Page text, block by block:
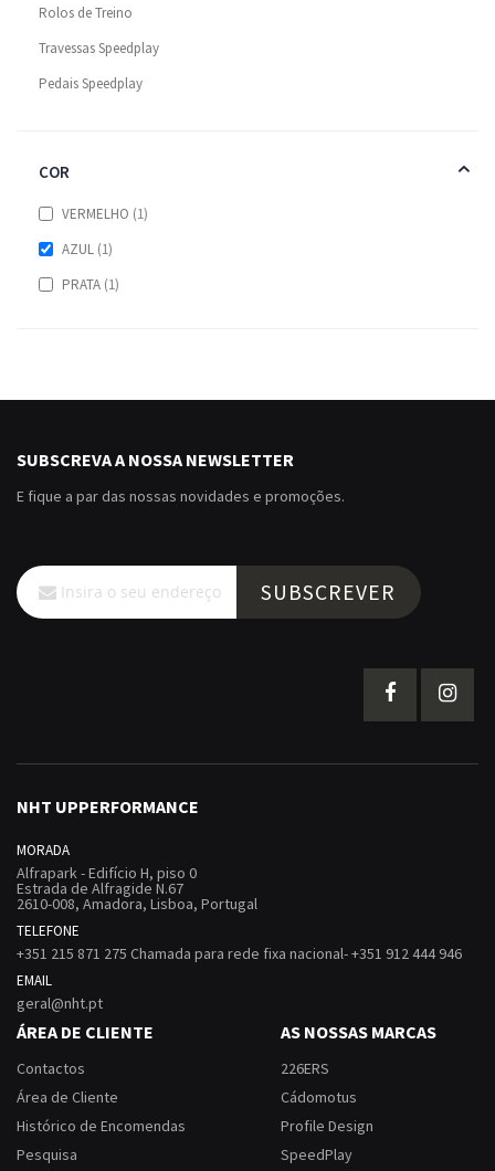
Rolos de Treino
Travessas Speedplay
Pedais Speedplay
COR
VERMELHO 1item
AZUL 1item
PRATA 1item
SUBSCREVA A NOSSA NEWSLETTER
E fique a par das nossas novidades e promoções.
Subscreva
a
nossa
SUBSCREVER
NHT UPPERFORMANCE
MORADA
Alfrapark - Edifício H, piso 0
Estrada de Alfragide N.67
2610-008, Amadora, Lisboa, Portugal
TELEFONE
+351 215 871 275 Chamada para rede fixa nacional- +351 912 444 946
EMAIL
geral@nht.pt
ÁREA DE CLIENTE
Contactos
Área de Cliente
Histórico de Encomendas
Pesquisa
AS NOSSAS MARCAS
226ERS
Cádomotus
Profile Design
SpeedPlay